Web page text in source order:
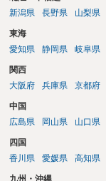
新潟県
長野県 山梨県
東海
愛知県
静岡県 岐阜県
関西
大阪府
兵庫県 京都府
中国
広島県
岡山県 山口県
四国
香川県
愛媛県 高知県